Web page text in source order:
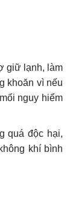
giữ lạnh, làm
khoăn vì nếu
nguy hiểm
quá độc hại,
khí bình